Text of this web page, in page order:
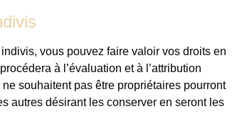
vous pouvez faire valoir vos droits en
à l’évaluation et à l’attribution
souhaitent pas être propriétaires pourront
autres désirant les conserver en seront les